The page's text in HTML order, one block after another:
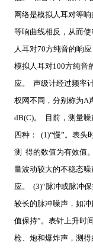
网络是模拟人耳对等
等响曲线相反，从而
人耳对70方纯音的响
模拟人耳对100方纯音
应。 声级计经过频率
权网不同，分别称为A
dB(C)。 目前，测量噪
四种： (1)“慢”。表头
测 得的数值为有效值
量波动较大的不稳态
应。 (3)“脉冲或脉冲
较长的脉冲噪声，如
值保持”。表针上升时
枪、炮和爆炸声，测